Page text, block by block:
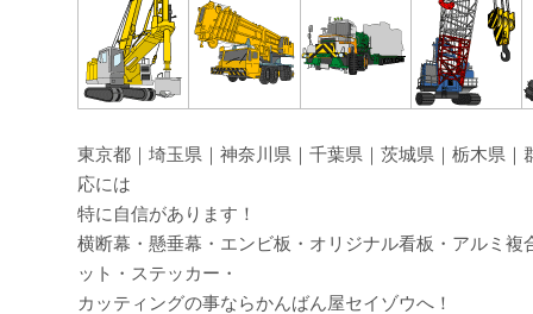
東京都｜埼玉県｜神奈川県｜千葉県｜茨城県｜栃木県｜
応には
特に自信があります！
横断幕・懸垂幕・エンビ板・オリジナル看板・アルミ複
ット・ステッカー・
カッティングの事ならかんばん屋セイゾウへ！